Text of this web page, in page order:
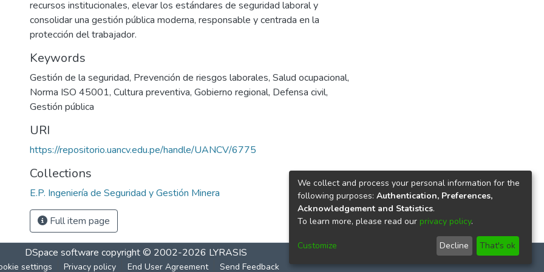
recursos institucionales, elevar los estándares de seguridad laboral y
consolidar una gestión pública moderna, responsable y centrada en la
protección del trabajador.
Keywords
Gestión de la seguridad, Prevención de riesgos laborales, Salud ocupacional,
Norma ISO 45001, Cultura preventiva, Gobierno regional, Defensa civil,
Gestión pública
URI
https://repositorio.uancv.edu.pe/handle/UANCV/6775
Collections
E.P. Ingeniería de Seguridad y Gestión Minera
Full item page
DSpace software copyright © 2002-2026 LYRASIS
settings Privacy policy End User Agreement Send Feedback
We collect and process your personal information for the
following purposes: Authentication, Preferences,
Acknowledgement and Statistics.
To learn more, please read our privacy policy.
Customize Decline That's ok